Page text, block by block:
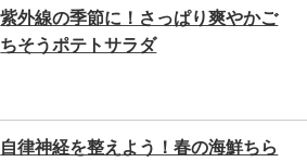
紫外線の季節に！さっぱり爽やかご
ちそうポテトサラダ
自律神経を整えよう！春の海鮮ちら